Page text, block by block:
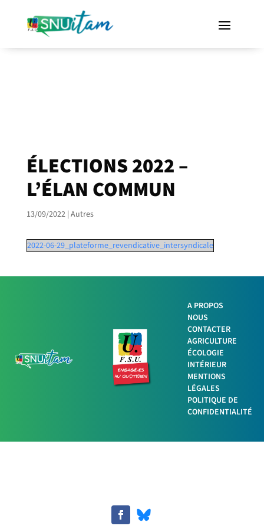
ÉLECTIONS 2022 –
L’ÉLAN COMMUN
13/09/2022| Autres
2022-06-29_plateforme_revendicative_intersyndicale
A PROPOS
NOUS
CONTACTER
AGRICULTURE
ÉCOLOGIE
INTÉRIEUR
MENTIONS
LÉGALES
POLITIQUE DE
CONFIDENTIALITÉ
Twitter